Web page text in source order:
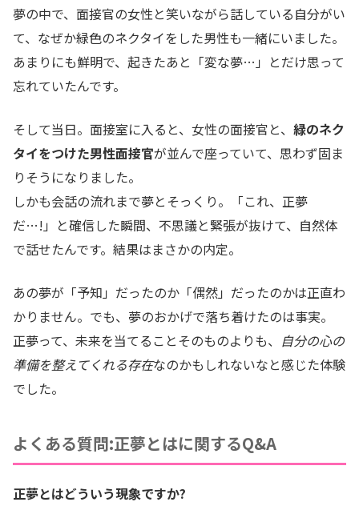
夢の中で、面接官の女性と笑いながら話している自分がい
て、なぜか緑色のネクタイをした男性も一緒にいました。
あまりにも鮮明で、起きたあと「変な夢…」とだけ思って
忘れていたんです。
そして当日。面接室に入ると、女性の面接官と、 緑のネク
タイをつけた男性面接官が並んで座っていて、思わず固ま
りそうになりました。
しかも会話の流れまで夢とそっくり。「これ、正夢
だ…!」と確信した瞬間、不思議と緊張が抜けて、自然体
で話せたんです。結果はまさかの内定。
あの夢が「予知」だったのか「偶然」だったのかは正直わ
かりません。でも、夢のおかげで落ち着けたのは事実。
正夢って、未来を当てることそのものよりも、 自分の心の
準備を整えてくれる存在なのかもしれないなと感じた体験
でした。
よくある質問:正夢とはに関するQ&A
正夢とはどういう現象ですか?